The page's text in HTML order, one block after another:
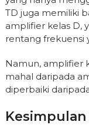
TD juga memiliki
amplifier kelas D,
rentang frekuensi
Namun, amplifier
mahal daripada
diperbaiki
Kesimpulan